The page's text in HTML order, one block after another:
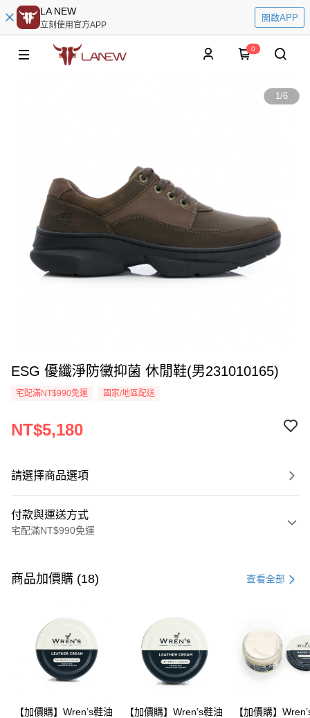
LA NEW
立刻使用官方APP
開啟APP
0
1/6
ESG 優纖淨防黴抑菌 休閒鞋(男231010165)
宅配滿NT$990免運 國家/地區配送
NT$5,180
請選擇商品選項
付款與運送方式
宅配滿NT$990免運
信用卡一次付款
Apple Pay
悠遊付
Google Pay
全盈+PAY
商品加價購 (18) 查看全部
【加價購】Wren’s鞋油
【加價購】Wren’s鞋油
【加價購】